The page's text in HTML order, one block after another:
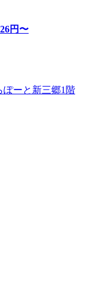
円〜
ぽーと新三郷1階